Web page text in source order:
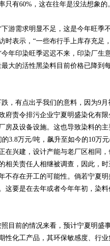
只有60%，这在往年是没法想象的
需求明显不足，这是今年旺季
时表示，“一些布行手上库存充
年印染旺季迟迟不来，印染厂生
大的活性黑染料目前价格已降到
有点出乎我们的意料，因为9月
府责令排污企业宁夏明盛染化有
房及设备设施。这也导致染料的
3.8万元/吨，飙升至如今的10万
在兴建，设计产能与老厂区相同
相关责任人相继被调查，因此，
不存在开工的可能性。倘若宁夏
这要是在去年或者今年年初，染
前的情况来看，预计宁夏明盛
性化工产品，其环保敏感度、行